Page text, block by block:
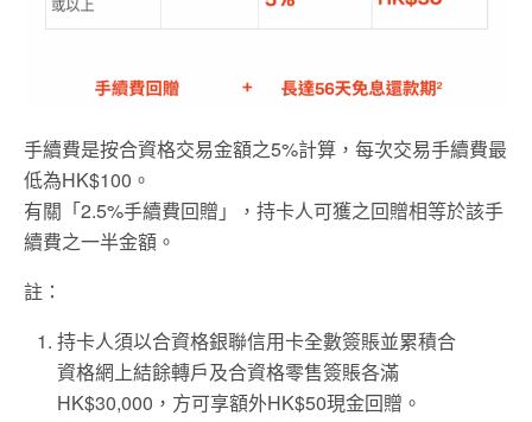
手續費是按合資格交易金額之5%計算，每次交易手續費最
低為HK$100。
有關「2.5%手續費回贈」，持卡人可獲之回贈相等於該手
續費之一半金額。
註：
持卡人須以合資格銀聯信用卡全數簽賬並累積合
資格網上結餘轉戶及合資格零售簽賬各滿
HK$30,000，方可享額外HK$50現金回贈。